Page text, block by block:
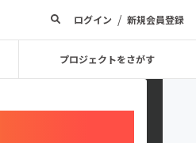
ログイン / 新規会員登録
プロジェクトをさがす